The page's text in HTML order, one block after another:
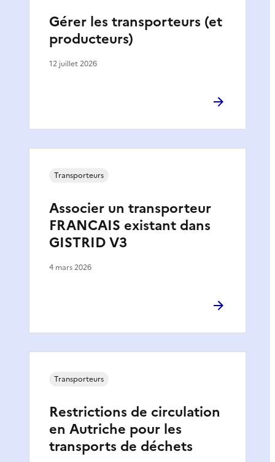
Gérer les transporteurs (et
producteurs)
12 juillet 2026
Associer un transporteur
FRANCAIS existant dans
GISTRID V3
Transporteurs
4 mars 2026
Restrictions de circulation
en Autriche pour les
transports de déchets
Transporteurs